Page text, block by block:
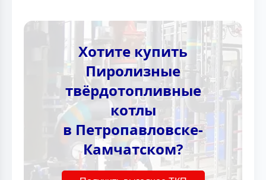
Хотите купить
Пиролизные
твёрдотопливные
котлы
в Петропавловске-
Камчатском?